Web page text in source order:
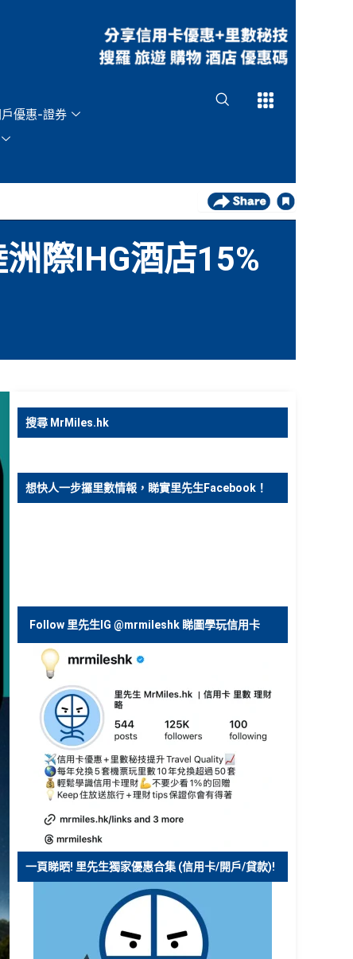
優惠-證券
Open
際IHG酒店15%
搜尋 MrMiles.hk
想快人一步攞里數情報，睇實里先生Facebook！
Follow 里先生IG @mrmileshk 睇圖學玩信用卡
一頁睇晒! 里先生獨家優惠合集 (信用卡/開戶/貸款)!